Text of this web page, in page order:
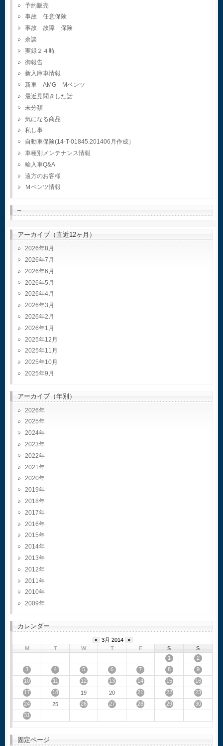
予約販売
事故 任意保険
事故 故障 保険
余談
実録２４時
御報告
新入庫車情報
新車 AMG Mベンツ
最近見聞きした話
未分類
気になる商品
私し事
自動車保険(14-T-01845.201406月作成）
車種別メンテナンス情報
輸入車Q&A
遠方のお客様
Ｍベンツ情報
–
アーカイブ（直近12ヶ月）
2026年8月
2026年7月
2026年6月
2026年5月
2026年4月
2026年3月
2026年2月
2026年1月
2025年12月
2025年11月
2025年10月
2025年9月
アーカイブ（年別）
2026
2025
2024
2023
2022
2021
2020
2019
2018
2017
2016
2015
2014
2013
2012
2011
2010
2009
カレンダー
« 3月 2014
»
M
T W T F S
S
1
2
3
4 5 6 7 8
9
10
11 12 13 14 15
16
17
18 19 20 21 22
23
24
25 26 27 28 29
30
31
固定ページ